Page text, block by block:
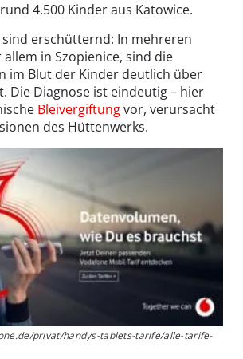
4.500 Kinder aus Katowice.
sind erschütternd: In mehreren
in Szopienice, sind die
im Blut der Kinder deutlich über
Die Diagnose ist eindeutig – hier
Bleivergiftungvor, verursacht
des Hüttenwerks.
privat/handys-tablets-tarife/alle-tarife-